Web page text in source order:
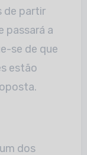
de partir
passará a
se de que
estão
dos